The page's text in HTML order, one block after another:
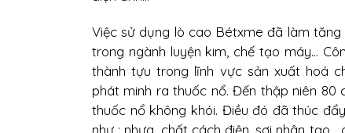
Việc sử dụng lò cao Bétxme đã làm
trong ngành luyện kim, chế tạo máy...
thành tựu trong lĩnh vực sản xuất hoá
phát minh ra thuốc nổ. Đến thập niên 80
thuốc nổ không khói. Điều đó đã thúc